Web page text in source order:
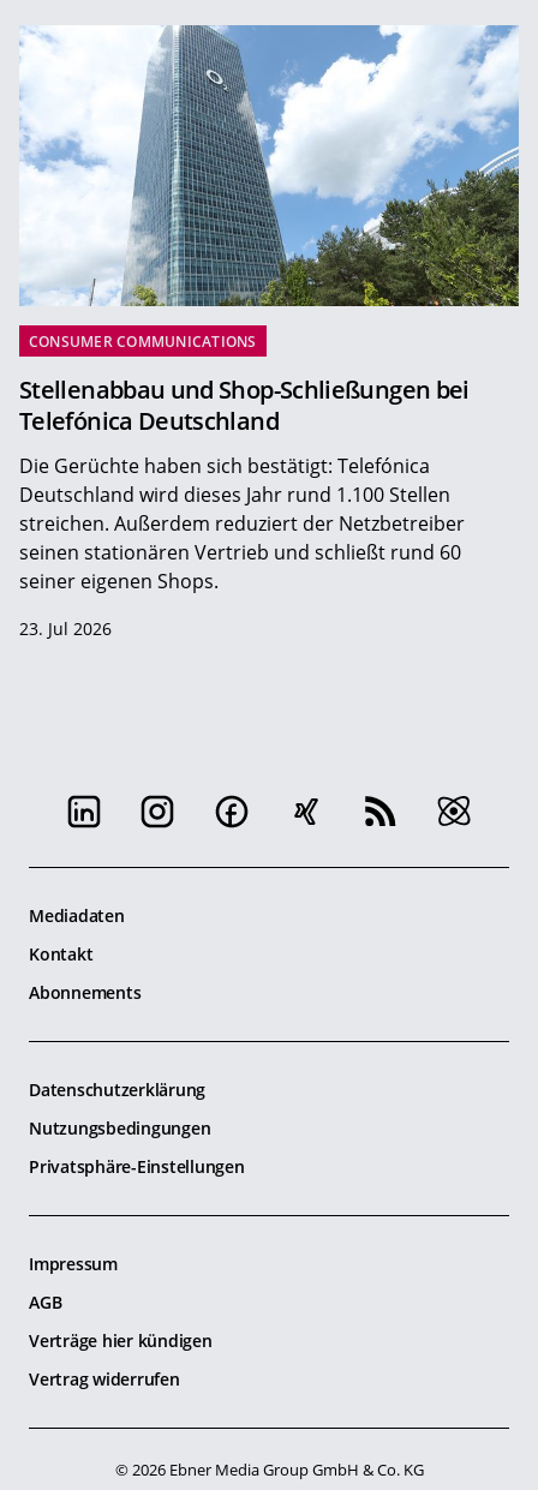
CONSUMER COMMUNICATIONS
Stellenabbau und Shop-Schließungen bei
Telefónica Deutschland
Die Gerüchte haben sich bestätigt: Telefónica
Deutschland wird dieses Jahr rund 1.100 Stellen
streichen. Außerdem reduziert der Netzbetreiber
seinen stationären Vertrieb und schließt rund 60
seiner eigenen Shops.
23. Jul 2026
Mediadaten
Kontakt
Abonnements
Datenschutzerklärung
Nutzungsbedingungen
Privatsphäre-Einstellungen
Impressum
AGB
Verträge hier kündigen
Vertrag widerrufen
© 2026 Ebner Media Group GmbH & Co. KG